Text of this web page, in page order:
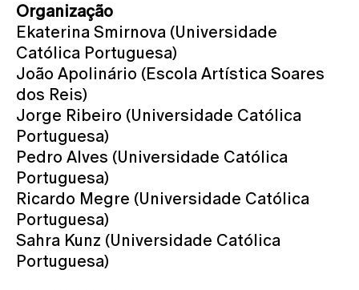
Organização
Ekaterina Smirnova (Universidade
Católica Portuguesa)
João Apolinário (Escola Artística Soares
dos Reis)
Jorge Ribeiro (Universidade Católica
Portuguesa)
Pedro Alves (Universidade Católica
Portuguesa)
Ricardo Megre (Universidade Católica
Portuguesa)
Sahra Kunz (Universidade Católica
Portuguesa)